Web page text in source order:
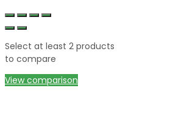
Select at least 2 products
to compare
View comparison